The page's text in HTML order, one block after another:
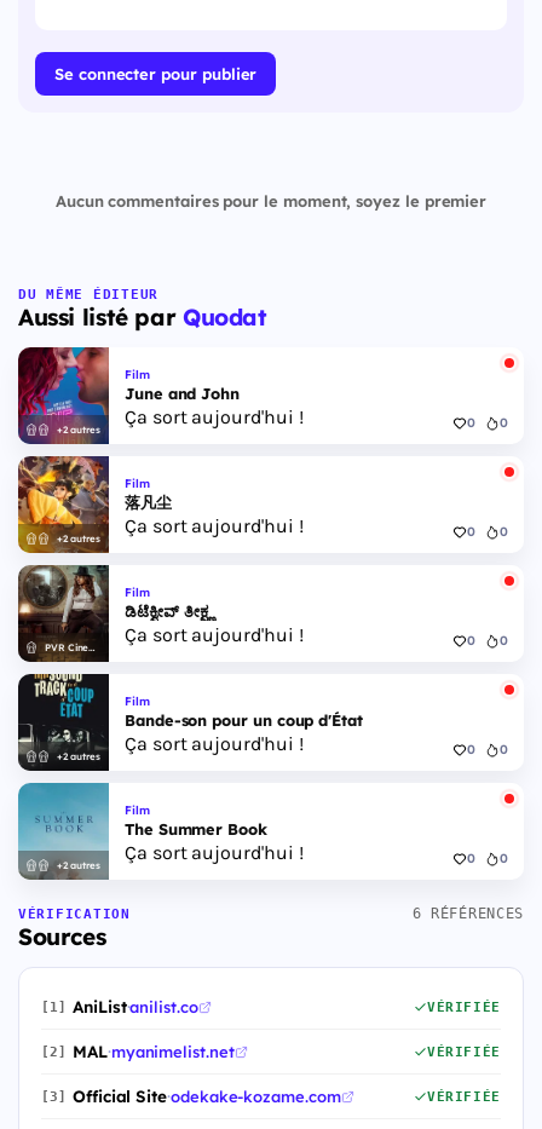
Se connecter pour publier
Aucun commentaires pour le moment, soyez le premier
DU MÊME ÉDITEUR
Aussi listé par Quodat
+2 autres
Film
June and John
Ça sort aujourd'hui ! 0 0
+2 autres
Film
落凡尘
Ça sort aujourd'hui ! 0 0
PVR Cinemas
Film
ಡಿಟೆಕ್ವೀವ್ ತೀಕ್ಷ್ಣ
Ça sort aujourd'hui ! 0 0
+2 autres
Film
Bande-son pour un coup d'État
Ça sort aujourd'hui ! 0 0
+2 autres
Film
The Summer Book
Ça sort aujourd'hui ! 0 0
VÉRIFICATION
Sources
6 RÉFÉRENCES
[1] AniList·anilist.co VÉRIFIÉE
[2] MAL·myanimelist.net VÉRIFIÉE
[3] Official Site·odekake-kozame.com VÉRIFIÉE